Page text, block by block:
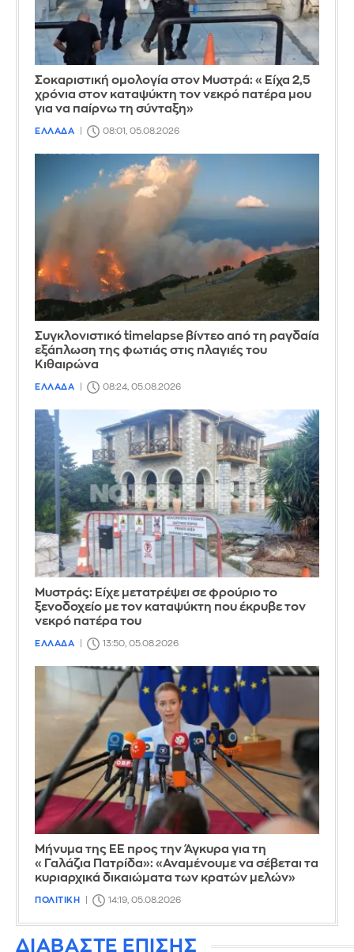
Σοκαριστική ομολογία στον Μυστρά: «Είχα 2,5
χρόνια στον καταψύκτη τον νεκρό πατέρα μου
για να παίρνω τη σύνταξη»
ΕΛΛΑΔΑ 08:01, 05.08.2026
Συγκλονιστικό timelapse βίντεο από τη ραγδαία
εξάπλωση της φωτιάς στις πλαγιές του
Κιθαιρώνα
ΕΛΛΑΔΑ 08:24, 05.08.2026
Mυστράς: Είχε μετατρέψει σε φρούριο το
ξενοδοχείο με τον καταψύκτη που έκρυβε τον
νεκρό πατέρα του
ΕΛΛΑΔΑ 13:50, 05.08.2026
Μήνυμα της ΕΕ προς την Άγκυρα για τη
«Γαλάζια Πατρίδα»: «Αναμένουμε να σέβεται τα
κυριαρχικά δικαιώματα των κρατών μελών»
ΠΟΛΙΤΙΚΗ 14:19, 05.08.2026
ΔΙΑΒΑΣΤΕ ΕΠΙΣΗΣ